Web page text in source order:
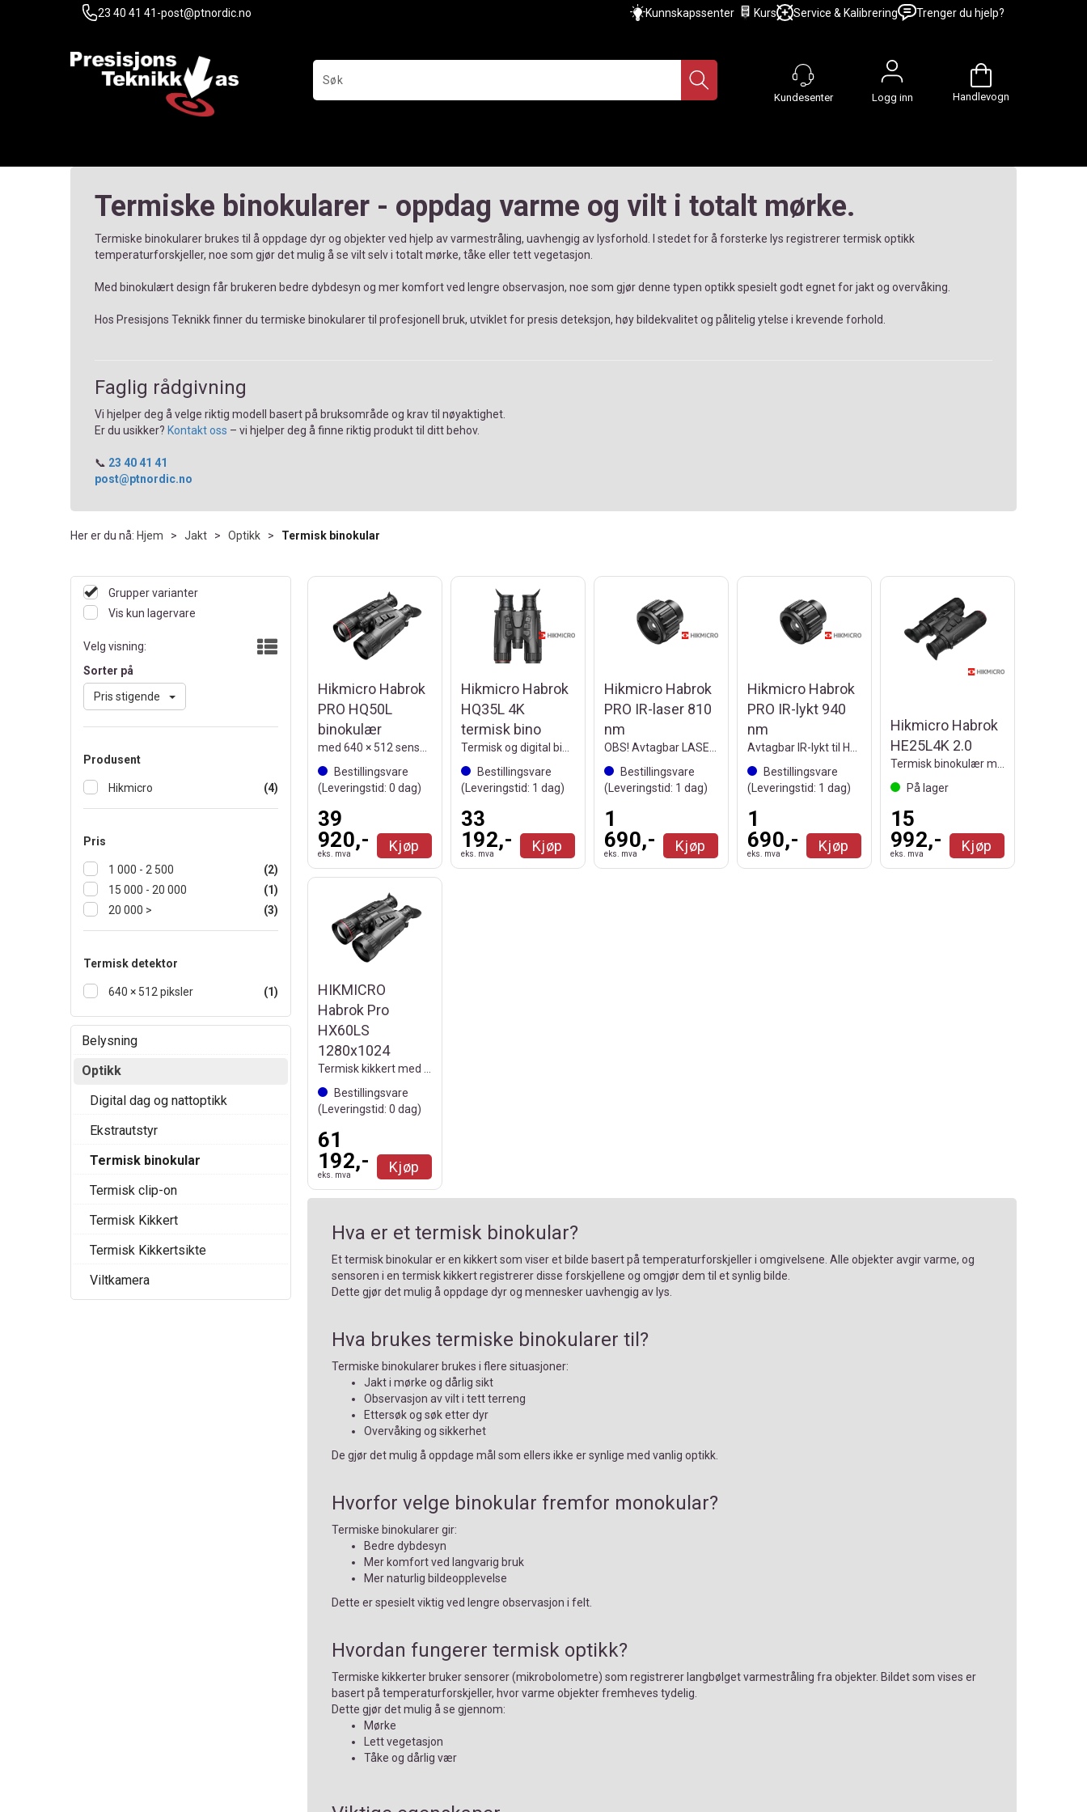
23 40 41 41 -post@ptnordic.no Kunnskapssenter Kurs Service & Kalibrering Trenger du hjelp?
Logg inn Handlevogn
Termiske binokularer - oppdag varme og vilt i totalt mørke.
Termiske binokularer brukes til å oppdage dyr og objekter ved hjelp av varmestråling, uavhengig av lysforhold. I stedet for å forsterke lys registrerer termisk optikk
temperaturforskjeller, noe som gjør det mulig å se vilt selv i totalt mørke, tåke eller tett vegetasjon.
Med binokulært design får brukeren bedre dybdesyn og mer komfort ved lengre observasjon, noe som gjør denne typen optikk spesielt godt egnet for jakt og overvåking.
Hos Presisjons Teknikk finner du termiske binokularer til profesjonell bruk, utviklet for presis deteksjon, høy bildekvalitet og pålitelig ytelse i krevende forhold.
Faglig rådgivning
Vi hjelper deg å velge riktig modell basert på bruksområde og krav til nøyaktighet.
Er du usikker? Kontakt oss – vi hjelper deg å finne riktig produkt til ditt behov.
📞 23 40 41 41
post@ptnordic.no
Her er du nå: Hjem > Jakt > Optikk > Termisk binokular
Grupper varianter
Vis kun lagervare
Velg visning:
Sorter på
Pris stigende
Produsent
Hikmicro (4)
Pris
1 000 - 2 500
(2)
15 000 - 20 000
(1)
20 000 >
(3)
Termisk detektor
640 × 512 piksler (1)
Belysning
Optikk
Digital dag og nattoptikk
Ekstrautstyr
Termisk binokular
Termisk clip-on
Termisk Kikkert
Termisk Kikkertsikte
Viltkamera
Hikmicro Habrok
PRO HQ50L
binokulær
Bestillingsvare
(Leveringstid: 0 dag)
39
920,-
eks. mva Kjøp
Hikmicro Habrok
HQ35L 4K
termisk bino
Bestillingsvare
(Leveringstid: 1 dag)
33
192,-
eks. mva Kjøp
Hikmicro Habrok
PRO IR-laser 810
nm
Bestillingsvare
(Leveringstid: 1 dag)
1
690,-
eks. mva Kjøp
Hikmicro Habrok
PRO IR-lykt 940
nm
Bestillingsvare
(Leveringstid: 1 dag)
1
690,-
eks. mva Kjøp
Hikmicro Habrok
HE25L4K 2.0
På lager
15
992,-
eks. mva Kjøp
HIKMICRO
Habrok Pro
HX60LS
1280x1024
Bestillingsvare
(Leveringstid: 0 dag)
61
192,-
eks. mva Kjøp
Hva er et termisk binokular?
Et termisk binokular er en kikkert som viser et bilde basert på temperaturforskjeller i omgivelsene. Alle objekter avgir varme, og
sensoren i en termisk kikkert registrerer disse forskjellene og omgjør dem til et synlig bilde.
Dette gjør det mulig å oppdage dyr og mennesker uavhengig av lys.
Hva brukes termiske binokularer til?
Termiske binokularer brukes i flere situasjoner:
Jakt i mørke og dårlig sikt
Observasjon av vilt i tett terreng
Ettersøk og søk etter dyr
Overvåking og sikkerhet
De gjør det mulig å oppdage mål som ellers ikke er synlige med vanlig optikk.
Hvorfor velge binokular fremfor monokular?
Termiske binokularer gir:
Bedre dybdesyn
Mer komfort ved langvarig bruk
Mer naturlig bildeopplevelse
Dette er spesielt viktig ved lengre observasjon i felt.
Hvordan fungerer termisk optikk?
Termiske kikkerter bruker sensorer (mikrobolometre) som registrerer langbølget varmestråling fra objekter. Bildet som vises er
basert på temperaturforskjeller, hvor varme objekter fremheves tydelig.
Dette gjør det mulig å se gjennom:
Mørke
Lett vegetasjon
Tåke og dårlig vær